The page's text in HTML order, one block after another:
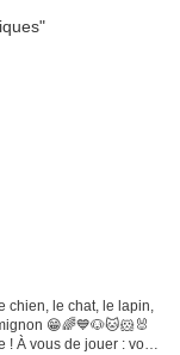
chien, le chat, le lapin,
😁🌈💙🐶🐱🐹🐰
! À vous de jouer : voici